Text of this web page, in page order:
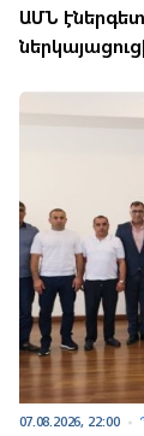
ԱՄՆ
07.08.2026, 22:00